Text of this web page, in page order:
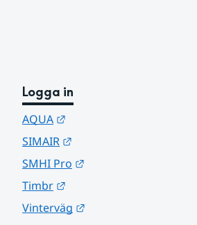
Logga in
AQUA
SIMAIR
SMHI Pro
Timbr
Vinterväg